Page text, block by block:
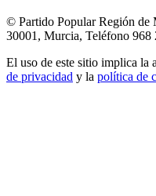
© Partido Popular Región de
30001, Murcia, Teléfono 968
El uso de este sitio implica la
de privacidad y la política de